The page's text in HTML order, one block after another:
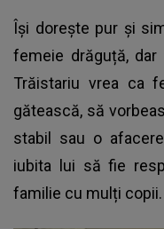
Își dorește pur și
femeie drăguță,
Trăistariu vrea ca
gătească, să
stabil sau o
iubita lui să fie
familie cu mulți copii.